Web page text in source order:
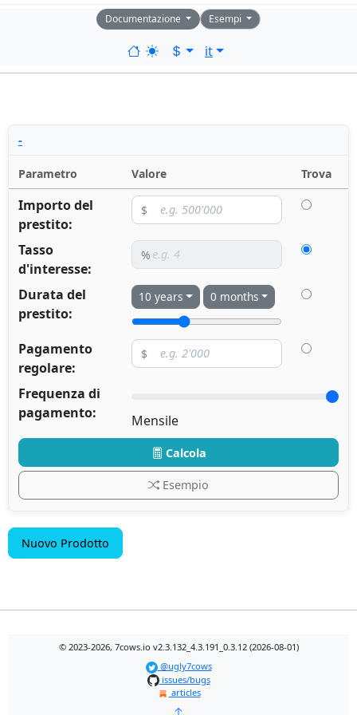
Documentazione Esempi
it
-
Parametro Valore Trova
Importo del
prestito:
Tasso
d'interesse:
Durata del
prestito:
10 years 0 months
Pagamento
regolare:
Frequenza di
pagamento:
Mensile
Calcola
Esempio
Nuovo Prodotto
© 2023-2026, 7cows.io v2.3.132_4.3.191_0.3.12 (2026-08-01)
@ugly7cows
issues/bugs
articles